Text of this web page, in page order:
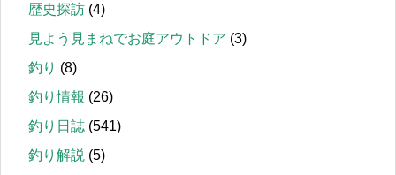
歴史探訪 (4)
見よう見まねでお庭アウトドア (3)
釣り (8)
釣り情報 (26)
釣り日誌 (541)
釣り解説 (5)